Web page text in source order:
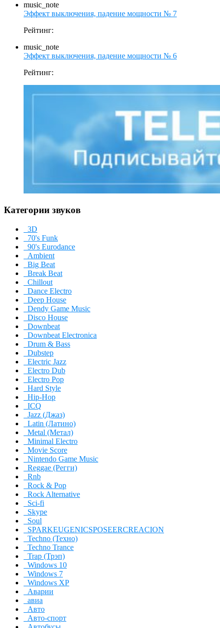
music_note
Эффект выключения, падение мощности № 7
Рейтинг:
music_note
Эффект выключения, падение мощности № 6
Рейтинг:
Категории звуков
3D
70's Funk
90's Eurodance
Ambient
Big Beat
Break Beat
Chillout
Dance Electro
Deep House
Dendy Game Music
Disco House
Downbeat
Downbeat Electronica
Drum & Bass
Dubstep
Electric Jazz
Electro Dub
Electro Pop
Hard Style
Hip-Hop
ICQ
Jazz (Джаз)
Latin (Латино)
Metal (Метал)
Minimal Electro
Movie Score
Nintendo Game Music
Reggae (Регги)
Rnb
Rock & Pop
Rock Alternative
Sci-fi
Skype
Soul
SPARKEUGENICSPOSEERCREACION
Techno (Техно)
Techno Trance
Trap (Трэп)
Windows 10
Windows 7
Windows XP
Аварии
авиа
Авто
Авто-спорт